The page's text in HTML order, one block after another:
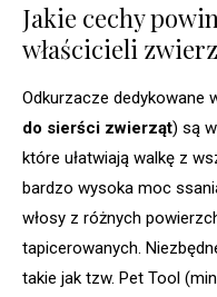
Jakie cechy
właścicieli
Odkurzacze dedykowane
do sierści zwierząt) są
które ułatwiają walkę z
bardzo wysoka moc
włosy z różnych
tapicerowanych.
takie jak tzw. Pet Tool